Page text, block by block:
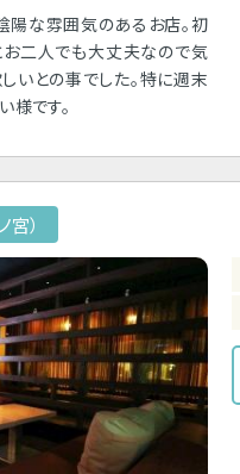
陽な雰囲気のあるお店。初
二人でも大丈夫なので気
いとの事でした。特に週末
様です。
）